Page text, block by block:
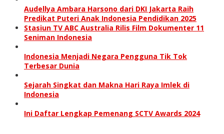
Audellya Ambara Harsono dari DKI Jakarta Raih
Predikat Puteri Anak Indonesia Pendidikan 2025
Stasiun TV ABC Australia Rilis Film Dokumenter 11
Seniman Indonesia
Indonesia Menjadi Negara Pengguna Tik Tok
Terbesar Dunia
Sejarah Singkat dan Makna Hari Raya Imlek di
Indonesia
Ini Daftar Lengkap Pemenang SCTV Awards 2024